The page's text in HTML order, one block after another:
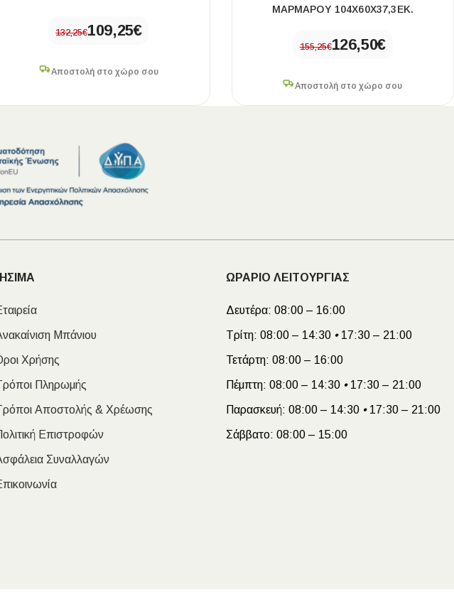
132,25€109,25€
Αποστολή στο χώρο σου
ΜΑΡΜΆΡΟΥ 104X60X37,3ΕΚ.
155,25€126,50€
Αποστολή στο χώρο σου
Μπάνιου
Χρήσης
Πληρωμής
Αποστολής & Χρέωσης
Επιστροφών
Συναλλαγών
ΩΡΑΡΙΟ ΛΕΙΤΟΥΡΓΙΑΣ
Δευτέρα: 08:00 – 16:00
Τρίτη: 08:00 – 14:30 •17:30 – 21:00
Τετάρτη: 08:00 – 16:00
Πέμπτη: 08:00 – 14:30 •17:30 – 21:00
Παρασκευή: 08:00 – 14:30 •17:30 – 21:00
Σάββατο: 08:00 – 15:00